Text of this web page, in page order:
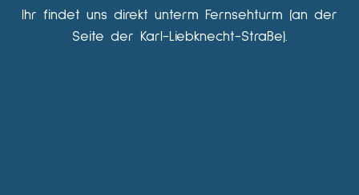
Ihr findet uns direkt unterm Fernsehturm (an der
Seite der Karl-Liebknecht-Straße).